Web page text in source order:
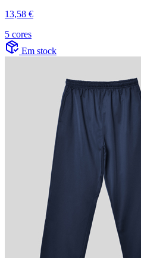
13,58 €
5 cores
Em stock